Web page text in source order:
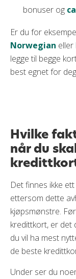
bonuser og
Er du for
Norwegian eller
legge til begge
best egnet for
Hvilke
når du
Det finnes ikke
ettersom dette
kjøpsmønstre.
kredittkort, er det
du vil ha mest
de beste
Under ser du